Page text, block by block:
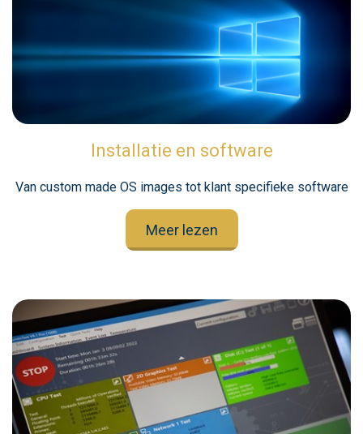
Installatie en software
Van custom made OS images tot klant specifieke software
Meer lezen